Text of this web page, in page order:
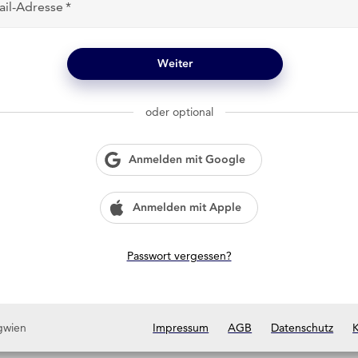
Adresse
Weiter
oder optional
Anmelden mit Google
Anmelden mit Apple
Passwort vergessen?
Impressum AGB Datenschutz